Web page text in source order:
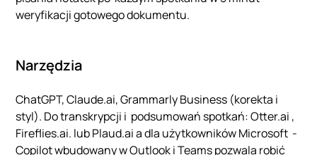
weryfikacji gotowego dokumentu.
Narzędzia
ChatGPT, Claude.ai, Grammarly Business (korekta i
styl). Do transkrypcji i podsumowań spotkań: Otter.ai ,
Fireflies.ai. lub Plaud.ai a dla użytkowników Microsoft -
Copilot wbudowany w Outlook i Teams pozwala robić